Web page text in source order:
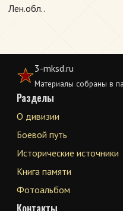
Лен.обл..
3-mksd.ru
Материалы собраны в
Разделы
О дивизии
Боевой путь
Исторические источники
Книга памяти
Фотоальбом
Контакты